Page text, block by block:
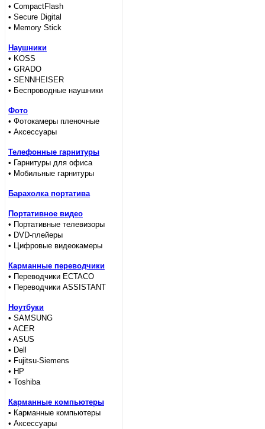
• CompactFlash
• Secure Digital
• Memory Stick
Наушники
• KOSS
• GRADO
• SENNHEISER
• Беспроводные наушники
Фото
• Фотокамеры пленочные
• Аксессуары
Телефонные гарнитуры
• Гарнитуры для офиса
• Мобильные гарнитуры
Барахолка портатива
Портативное видео
• Портативные телевизоры
• DVD-плейеры
• Цифровые видеокамеры
Карманные переводчики
• Переводчики ECTACO
• Переводчики ASSISTANT
Ноутбуки
• SAMSUNG
• ACER
• ASUS
• Dell
• Fujitsu-Siemens
• HP
• Toshiba
Карманные компьютеры
• Карманные компьютеры
• Аксессуары